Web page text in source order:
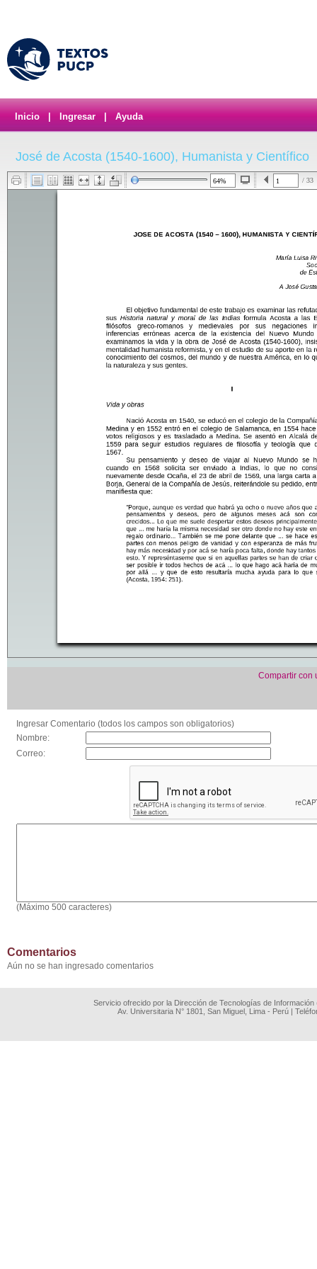
Inicio Ingresar Ayuda
José de Acosta (1540-1600), Humanista y Científico
/ 33
Compartir con
Ingresar Comentario (todos los campos son obligatorios)
Nombre:
Correo:
(Máximo 500 caracteres)
Comentarios
Aún no se han ingresado comentarios
Servicio ofrecido por la Dirección de Tecnologías de
Av. Universitaria N° 1801, San Miguel, Lima - Perú |